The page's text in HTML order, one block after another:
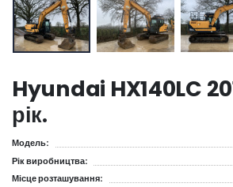
Hyundai HX140LC
рік.
Модель:
Рік виробництва:
Місце розташування: